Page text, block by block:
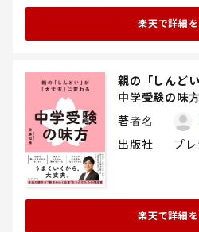
楽天で詳細
親の「しんど
中学受験の味方
著者名
出版社
プ
楽天で詳細